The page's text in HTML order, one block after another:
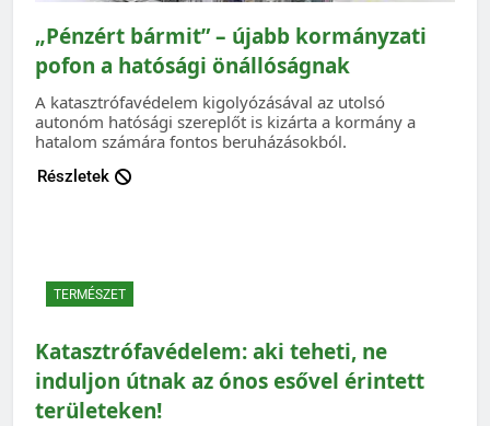
„Pénzért bármit” – újabb kormányzati
pofon a hatósági önállóságnak
A katasztrófavédelem kigolyózásával az utolsó
autonóm hatósági szereplőt is kizárta a kormány a
hatalom számára fontos beruházásokból.
Részletek
TERMÉSZET
Katasztrófavédelem: aki teheti, ne
induljon útnak az ónos esővel érintett
területeken!